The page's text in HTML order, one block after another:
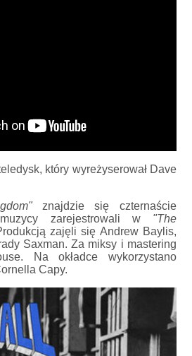
który wyreżyserował Dave
znajdzie się czternaście
zarejestrowali w "The
zajęli się Andrew Baylis,
Saxman. Za miksy i mastering
Na okładce wykorzystano
Capy.